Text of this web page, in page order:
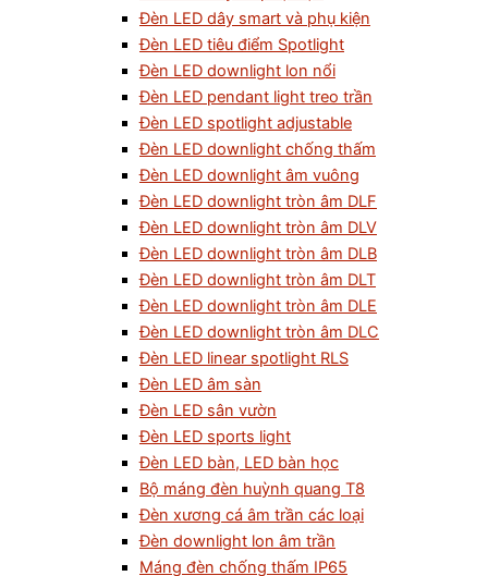
Đèn LED dây smart và phụ kiện
Đèn LED tiêu điểm Spotlight
Đèn LED downlight lon nổi
Đèn LED pendant light treo trần
Đèn LED spotlight adjustable
Đèn LED downlight chống thấm
Đèn LED downlight âm vuông
Đèn LED downlight tròn âm DLF
Đèn LED downlight tròn âm DLV
Đèn LED downlight tròn âm DLB
Đèn LED downlight tròn âm DLT
Đèn LED downlight tròn âm DLE
Đèn LED downlight tròn âm DLC
Đèn LED linear spotlight RLS
Đèn LED âm sàn
Đèn LED sân vườn
Đèn LED sports light
Đèn LED bàn, LED bàn học
Bộ máng đèn huỳnh quang T8
Đèn xương cá âm trần các loại
Đèn downlight lon âm trần
Máng đèn chống thấm IP65